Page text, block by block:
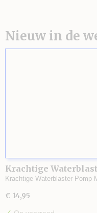
Nieuw in de
Krachtige
Krachtige Waterblaster Pomp
€ 14,95